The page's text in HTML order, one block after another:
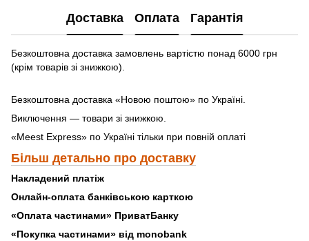
Доставка Оплата Гарантія
Безкоштовна доставка замовлень вартістю понад 6000 грн
(крім товарів зі знижкою).
Безкоштовна доставка «Новою поштою» по Україні.
Виключення — товари зі знижкою.
«Meest Express» по Україні тільки при повній оплаті
Більш детально про доставку
Накладений платіж
Онлайн-оплата банківською карткою
«Оплата частинами» ПриватБанку
«Покупка частинами» від monobank